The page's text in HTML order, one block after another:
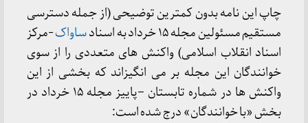
چاپ این نامه بدون کمترین توضیحی (از جمله دسترسی
مستقیم مسئولین مجله ۱۵ خرداد به اسناد
ساواک-مرکز
اسناد انقلاب اسلامی) واکنش های متعددی را از سوی
خوانندگان این مجله بر می انگیزاند که بخشی از این
واکنش ها در شماره تابستان –پاییز مجله ۱۵ خرداد در
بخش «با خوانندگان» درج شده است: